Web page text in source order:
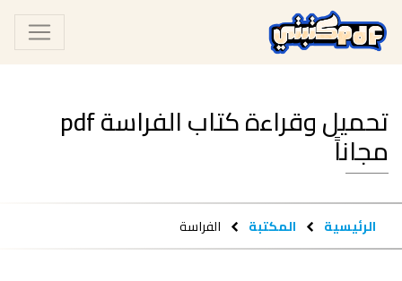
تحميل وقراءة كتاب الفراسة pdf
مجاناً
الرئيسية المكتبة الفراسة